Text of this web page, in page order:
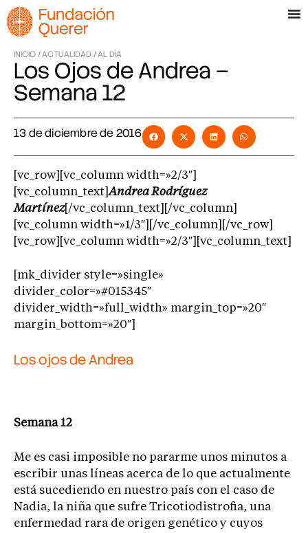
INICIO /ACTUALIDAD /AL DÍA
Los Ojos de Andrea –
Semana 12
13 de diciembre de 2016
[vc_row][vc_column width=»2/3″]
[vc_column_text]Andrea Rodríguez
Martínez[/vc_column_text][/vc_column]
[vc_column width=»1/3″][/vc_column][/vc_row]
[vc_row][vc_column width=»2/3″][vc_column_text]
[mk_divider style=»single»
divider_color=»#015345″
divider_width=»full_width» margin_top=»20″
margin_bottom=»20″]
Los ojos de Andrea
Semana 12
Me es casi imposible no pararme unos minutos a
escribir unas líneas acerca de lo que actualmente
está sucediendo en nuestro país con el caso de
Nadia, la niña que sufre Tricotiodistrofia, una
enfermedad rara de origen genético y cuyos